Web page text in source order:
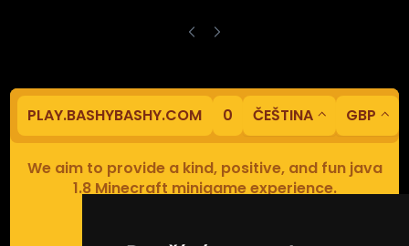
PLAY.BASHYBASHY.COM 0 ČEŠTINA GBP
We aim to provide a kind, positive, and fun java
1.8 Minecraft minigame experience.